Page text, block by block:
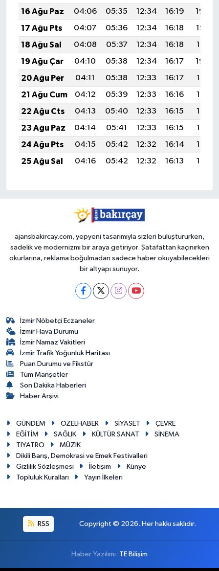
16 Ağu Paz
04:06 05:35 12:34 16:19
19:24
17 Ağu Pts
04:07 05:36 12:34 16:18
19:22
18 Ağu Sal
04:08 05:37 12:34 16:18
19:21
19 Ağu Çar
04:10 05:38 12:34 16:17
19:20
20 Ağu Per
04:11 05:38 12:33 16:17
19:18
21 Ağu Cum
04:12 05:39 12:33 16:16
19:17
22 Ağu Cts
04:13 05:40 12:33 16:15
19:16
23 Ağu Paz
04:14 05:41 12:33 16:15
19:14
24 Ağu Pts
04:15 05:42 12:32 16:14
19:13
25 Ağu Sal
04:16 05:42 12:32 16:13 19:12
ajansbakircay.com, yepyeni tasarımıyla sizleri buluştururken,
sadelik ve modernizmi bir araya getiriyor. Şatafattan kaçınırken
okurlarına, reklama boğulmadan sadece haber okuyabilecekleri
bir altyapı sunuyor.
İzmir Nöbetçi Eczaneler
İzmir Hava Durumu
İzmir Namaz Vakitleri
İzmir Trafik Yoğunluk Haritası
Puan Durumu ve Fikstür
Tüm Manşetler
Son Dakika Haberleri
Haber Arşivi
GÜNDEM ÖZELHABER SİYASET
ÇEVRE
EĞİTİM
SAĞLIK KÜLTÜR SANAT
SİNEMA
TİYATRO
MÜZİK
Dikili Barış, Demokrasi ve Emek Festivalleri
Gizlilik Sözleşmesi
İletişim
Künye
Topluluk Kuralları
Yayın İlkeleri
RSS Copyright © 2026. Her hakkı saklıdır.
Haber Yazılımı: TE Bilişim